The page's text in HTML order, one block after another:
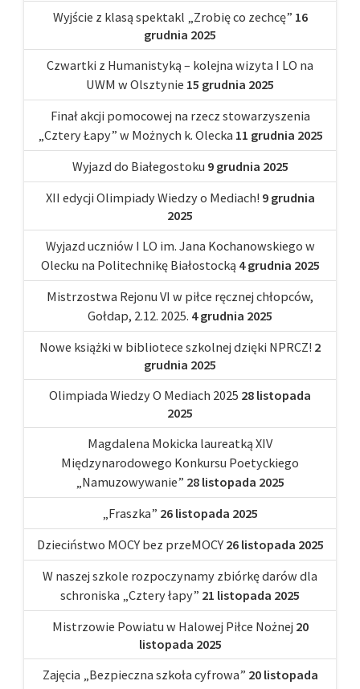
Wyjście z klasą spektakl „Zrobię co zechcę” 16
grudnia 2025
Czwartki z Humanistyką – kolejna wizyta I LO na
UWM w Olsztynie 15 grudnia 2025
Finał akcji pomocowej na rzecz stowarzyszenia
„Cztery Łapy” w Możnych k. Olecka 11 grudnia 2025
Wyjazd do Białegostoku 9 grudnia 2025
XII edycji Olimpiady Wiedzy o Mediach! 9 grudnia
2025
Wyjazd uczniów I LO im. Jana Kochanowskiego w
Olecku na Politechnikę Białostocką 4 grudnia 2025
Mistrzostwa Rejonu VI w piłce ręcznej chłopców,
Gołdap, 2.12. 2025. 4 grudnia 2025
Nowe książki w bibliotece szkolnej dzięki NPRCZ! 2
grudnia 2025
Olimpiada Wiedzy O Mediach 2025 28 listopada
2025
Magdalena Mokicka laureatką XIV
Międzynarodowego Konkursu Poetyckiego
„Namuzowywanie” 28 listopada 2025
„Fraszka” 26 listopada 2025
Dzieciństwo MOCY bez przeMOCY 26 listopada 2025
W naszej szkole rozpoczynamy zbiórkę darów dla
schroniska „Cztery łapy” 21 listopada 2025
Mistrzowie Powiatu w Halowej Piłce Nożnej 20
listopada 2025
Zajęcia „Bezpieczna szkoła cyfrowa” 20 listopada